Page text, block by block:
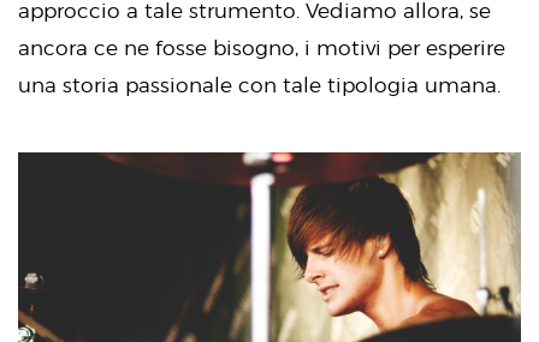
approccio a tale strumento. Vediamo allora, se
ancora ce ne fosse bisogno, i motivi per esperire
una storia passionale con tale tipologia umana.